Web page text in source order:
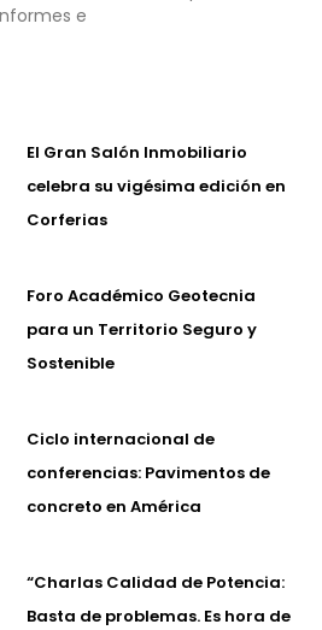
e
El Gran Salón Inmobiliario
celebra su vigésima edición en
Corferias
Foro Académico Geotecnia
para un Territorio Seguro y
Sostenible
Ciclo internacional de
conferencias: Pavimentos de
concreto en América
“Charlas Calidad de Potencia:
Basta de problemas. Es hora de